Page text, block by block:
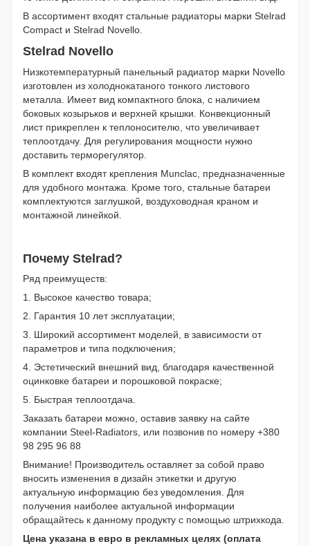
В ассортимент входят стальные радиаторы марки Stelrad
Compact и Stelrad Novello.
Stelrad Novello
Низкотемпературный панельный радиатор марки Novello
изготовлен из холоднокатаного тонкого листового
металла. Имеет вид компактного блока, с наличием
боковых козырьков и верхней крышки. Конвекционный
лист прикреплен к теплоносителю, что увеличивает
теплоотдачу. Для регулирования мощности нужно
доставить терморегулятор.
В комплект входят крепления Munclac, предназначенные
для удобного монтажа. Кроме того, стальные батареи
комплектуются заглушкой, воздуховодная краном и
монтажной линейкой.
Почему Stelrad?
Ряд преимуществ:
1. Высокое качество товара;
2. Гарантия 10 лет эксплуатации;
3. Широкий ассортимент моделей, в зависимости от
параметров и типа подключения;
4. Эстетический внешний вид, благодаря качественной
оцинковке батареи и порошковой покраске;
5. Быстрая теплоотдача.
Заказать батареи можно, оставив заявку на сайте
компании Steel-Radiators, или позвонив по номеру +380
98 295 96 88
Внимание! Производитель оставляет за собой право
вносить изменения в дизайн этикетки и другую
актуальную информацию без уведомления. Для
получения наиболее актуальной информации
обращайтесь к данному продукту с помощью штрихкода.
Цена указана в евро в рекламных целях (оплата